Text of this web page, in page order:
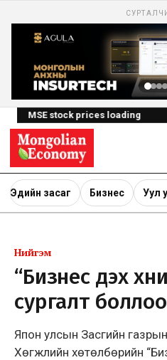
MSE stock prices loading
Эдийн засаг Бизнес Уул
Нийгэм
“Бизнес дэх
сургалт боллоо
Япон улсын Засгийн
Хөгжлийн хөтөлбөрийн